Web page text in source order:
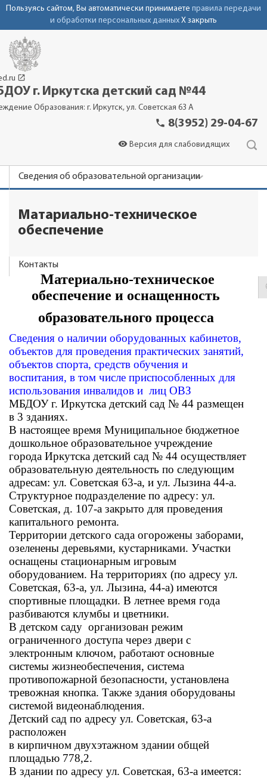
Пользуясь сайтом, Вы автоматически принимаете правила передачи
и обработки персональных данных X закрыть
launch
г. Иркутска детский сад №44
Образования: г. Иркутск, ул. Советская 63 А
phone 8(3952) 29-04-67
visibility Версия для слабовидящих
Сведения об образовательной организации
Родителям
Контакты
Матариально-техническое
обеспечение
Материально-техническое
обеспечение и оснащенность
образовательного процесса
Сведения о наличии оборудованных кабинетов,
объектов для проведения практических занятий,
объектов спорта, средств обучения и
воспитания, в том числе приспособленных для
использования инвалидов и лиц ОВЗ
МБДОУ г. Иркутска детский сад № 44 размещен
в 3 зданиях.
В настоящее время Муниципальное бюджетное
дошкольное образовательное учреждение
города Иркутска детский сад № 44 осуществляет
образовательную деятельность по следующим
адресам: ул. Советская 63-а, и ул. Лызина 44-а.
Структурное подразделение по адресу: ул.
Советская, д. 107-а закрыто для проведения
капитального ремонта.
Территории детского сада огорожены заборами,
озеленены деревьями, кустарниками. Участки
оснащены стационарным игровым
оборудованием. На территориях (по адресу ул.
Советская, 63-а, ул. Лызина, 44-а) имеются
спортивные площадки. В летнее время года
разбиваются клумбы и цветники.
В детском саду организован режим
ограниченного доступа через двери с
электронным ключом, работают основные
системы жизнеобеспечения, система
противопожарной безопасности, установлена
тревожная кнопка. Также здания оборудованы
системой видеонаблюдения.
Детский сад по адресу ул. Советская, 63-а
расположен
в кирпичном двухэтажном здании общей
площадью 778,2.
В здании по адресу ул. Советская, 63-а имеется: